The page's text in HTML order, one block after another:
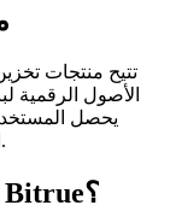
تتيح منتجات
الأصول الرقمية
يحصل
الانضمام إلى منتجات الربح القائمة على المنصة.
كيف يعمل التخزين والربح على Bitrue؟